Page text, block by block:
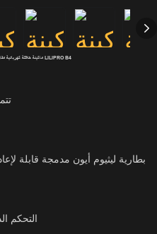
ماكينة حلاقة كهربائية مقاومة للماء للأجزاء الشخصية الحساسة لمنطقة الفخذ، ماكينة حلاقة مناسبة لقص شعر الجسم LILIPRO B4